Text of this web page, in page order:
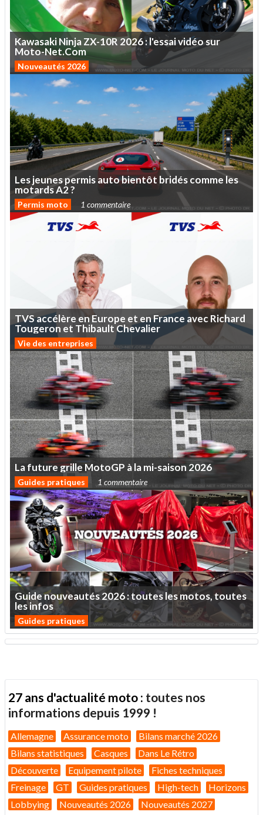
KawasakiNinjaZX-10R2026:l'essaividéosur
Moto-Net.Com
Nouveautés 2026
Lesjeunespermisautobientôt bridéscommeles
motardsA2?
Permis moto 1 commentaire
TVSaccélère enEurope et enFrance avecRichard
Tougeron et Thibault Chevalier
Vie des entreprises
Lafuturegrille MotoGP àlami-saison 2026
Guides pratiques 1 commentaire
Guidenouveautés2026:touteslesmotos,toutes
lesinfos
Guides pratiques
27 ans d'actualité moto : toutes nos
informations depuis 1999 !
Allemagne Assurance moto
Bilans marché 2026
Bilans statistiques
Casques
Dans Le Rétro
Découverte
Equipement pilote
Fiches techniques
Freinage
GT Guides pratiques High-tech
Horizons
Lobbying
Nouveautés 2026 Nouveautés 2027